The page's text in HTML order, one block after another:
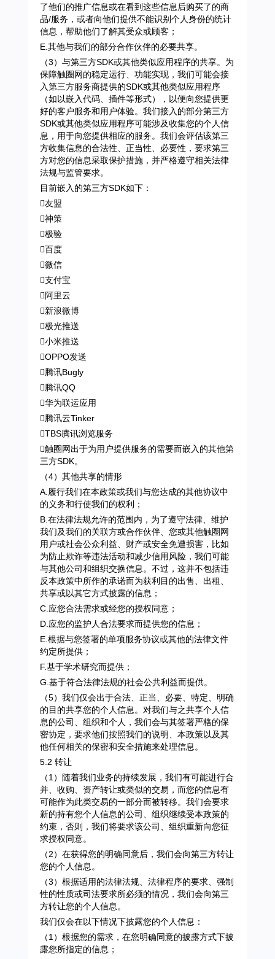
了他们的推广信息或在看到这些信息后购买了的商
品/服务，或者向他们提供不能识别个人身份的统计
信息，帮助他们了解其受众或顾客；
E.其他与我们的部分合作伙伴的必要共享。
（3）与第三方SDK或其他类似应用程序的共享。为
保障触圈网的稳定运行、功能实现，我们可能会接
入第三方服务商提供的SDK或其他类似应用程序
（如以嵌入代码、插件等形式），以便向您提供更
好的客户服务和用户体验。我们接入的部分第三方
SDK或其他类似应用程序可能涉及收集您的个人信
息，用于向您提供相应的服务。我们会评估该第三
方收集信息的合法性、正当性、必要性，要求第三
方对您的信息采取保护措施，并严格遵守相关法律
法规与监管要求。
目前嵌入的第三方SDK如下：
友盟
神策
极验
百度
微信
支付宝
阿里云
新浪微博
极光推送
小米推送
OPPO发送
腾讯Bugly
腾讯QQ
华为联运应用
腾讯云Tinker
TBS腾讯浏览服务
触圈网出于为用户提供服务的需要而嵌入的其他第
三方SDK。
（4）其他共享的情形
A.履行我们在本政策或我们与您达成的其他协议中
的义务和行使我们的权利；
B.在法律法规允许的范围内，为了遵守法律、维护
我们及我们的关联方或合作伙伴、您或其他触圈网
用户或社会公众利益、财产或安全免遭损害，比如
为防止欺诈等违法活动和减少信用风险，我们可能
与其他公司和组织交换信息。不过，这并不包括违
反本政策中所作的承诺而为获利目的出售、出租、
共享或以其它方式披露的信息；
C.应您合法需求或经您的授权同意；
D.应您的监护人合法要求而提供您的信息；
E.根据与您签署的单项服务协议或其他的法律文件
约定所提供；
F.基于学术研究而提供；
G.基于符合法律法规的社会公共利益而提供。
（5）我们仅会出于合法、正当、必要、特定、明确
的目的共享您的个人信息。对我们与之共享个人信
息的公司、组织和个人，我们会与其签署严格的保
密协定，要求他们按照我们的说明、本政策以及其
他任何相关的保密和安全措施来处理信息。
5.2 转让
（1）随着我们业务的持续发展，我们有可能进行合
并、收购、资产转让或类似的交易，而您的信息有
可能作为此类交易的一部分而被转移。我们会要求
新的持有您个人信息的公司、组织继续受本政策的
约束，否则，我们将要求该公司、组织重新向您征
求授权同意。
（2）在获得您的明确同意后，我们会向第三方转让
您的个人信息。
（3）根据适用的法律法规、法律程序的要求、强制
性的性质或司法要求所必须的情况，我们会向第三
方转让您的个人信息。
我们仅会在以下情况下披露您的个人信息：
（1）根据您的需求，在您明确同意的披露方式下披
露您所指定的信息；